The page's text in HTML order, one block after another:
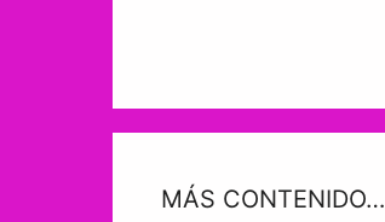
MÁS CONTENIDO…